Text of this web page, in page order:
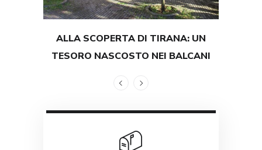
ALLA SCOPERTA DI TIRANA: UN
TESORO NASCOSTO NEI BALCANI